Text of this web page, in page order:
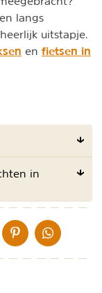
langs
uitstapje.
en fietsen in
in
VIA DE MAIL
DELEN OP PINTEREST
DELEN OP